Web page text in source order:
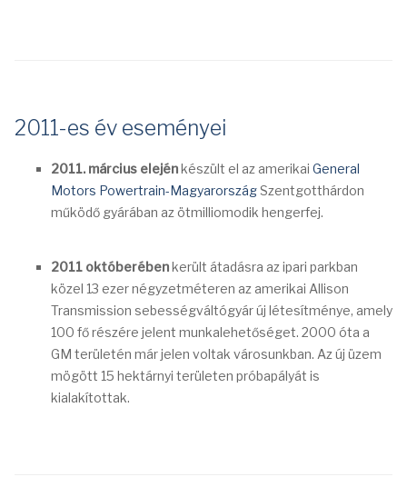
2011-es év eseményei
2011. március elejénkészült el az amerikai General
Motors Powertrain-MagyarországSzentgotthárdon
működő gyárában az ötmilliomodik hengerfej.
2011 októberébenkerült átadásra az ipari parkban
közel 13 ezer négyzetméteren az amerikai Allison
Transmission sebességváltógyár új létesítménye, amely
100 fő részére jelent munkalehetőséget. 2000 óta a
GM területén már jelen voltak városunkban. Az új üzem
mögött 15 hektárnyi területen próbapályát is
kialakítottak.